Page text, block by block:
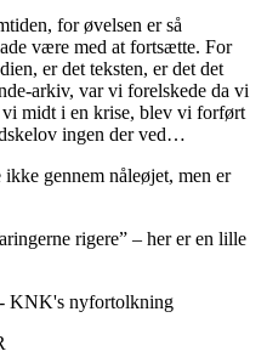
for øvelsen er så
være med at fortsætte. For
er det teksten, er det det
arkiv, var vi forelskede da vi
vi midt i en krise, blev vi forført
ingen der ved…
gennem nåleøjet, men er
rigere” – her er en lille
- KNK's nyfortolkning